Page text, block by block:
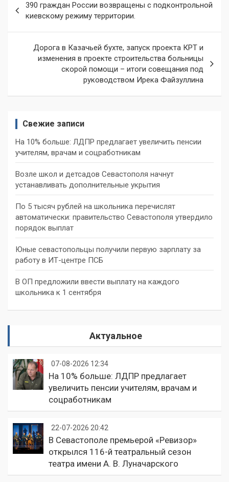
по
записям
390 граждан России возвращены с подконтрольной
киевскому режиму территории.
Дорога в Казачьей бухте, запуск проекта КРТ и
изменения в проекте строительства больницы
скорой помощи – итоги совещания под
руководством Ирека Файзуллина
Свежие записи
На 10% больше: ЛДПР предлагает увеличить пенсии
учителям, врачам и соцработникам
Возле школ и детсадов Севастополя начнут
устанавливать дополнительные укрытия
По 5 тысяч рублей на школьника перечислят
автоматически: правительство Севастополя утвердило
порядок выплат
Юные севастопольцы получили первую зарплату за
работу в ИТ-центре ПСБ
В ОП предложили ввести выплату на каждого
школьника к 1 сентября
Актуальное
07-08-2026 12:34
На 10% больше: ЛДПР предлагает
увеличить пенсии учителям, врачам и
соцработникам
22-07-2026 20:42
В Севастополе премьерой «Ревизор»
открылся 116-й театральный сезон
театра имени А. В. Луначарского